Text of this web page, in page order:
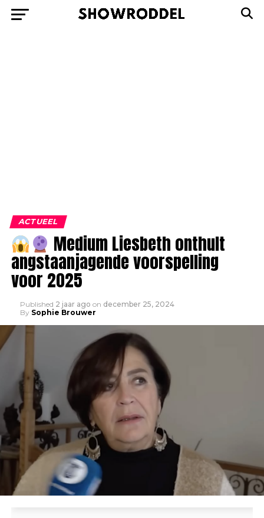
ACTUEEL
Medium Liesbeth onthult
angstaanjagende voorspelling
voor 2025
Published 2 jaar ago on december 25, 2024
By Sophie Brouwer